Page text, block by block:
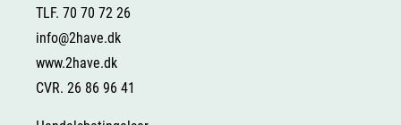
TLF. 70 70 72 26
info@2have.dk
www.2have.dk
CVR. 26 86 96 41